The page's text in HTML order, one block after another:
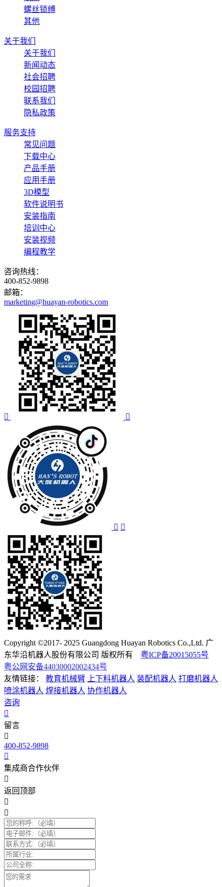
螺丝锁缚
其他
关于我们
关于我们
新闻动态
社会招聘
校园招聘
联系我们
隐私政策
服务支持
常见问题
下载中心
产品手册
应用手册
3D模型
软件说明书
安装指南
培训中心
安装视频
编程教学
咨询热线：
400-852-9898
邮箱：
marketing@huayan-robotics.com
Copyright ©2017- 2025 Guangdong Huayan Robotics Co.,Ltd. 广
东华沿机器人股份有限公司 版权所有 粤ICP备20015055号
粤公网安备44030002002434号
友情链接：
教育机械臂 上下料机器人 装配机器人 打磨机器人
喷涂机器人 焊接机器人 协作机器人
咨询
留言
400-852-9898
集成商合作伙伴
返回顶部